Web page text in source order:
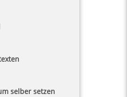
selber setzen